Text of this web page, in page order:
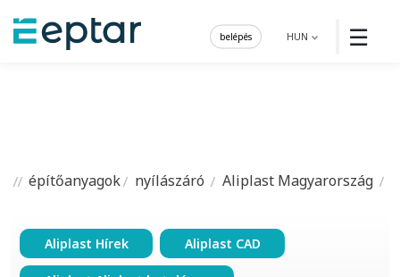
☰
HUN
belépés
építőanyagok nyílászáró Aliplast Magyarország
Aliplast Hírek Aliplast CAD